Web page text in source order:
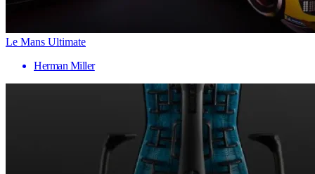
Le Mans Ultimate
Herman Miller